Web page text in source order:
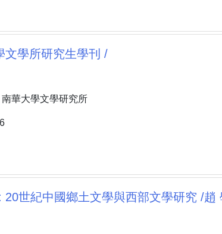
文學所研究生學刊 /
華大學文學研究所
20世紀中國鄉土文學與西部文學研究 /趙